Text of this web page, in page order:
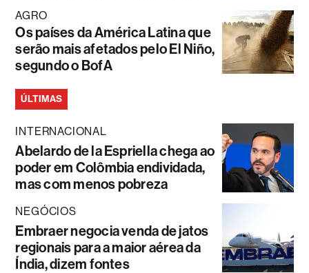
AGRO
Os países da América Latina que
serão mais afetados pelo El Niño,
segundo o BofA
ÚLTIMAS
INTERNACIONAL
Abelardo de la Espriella chega ao
poder em Colômbia endividada,
mas com menos pobreza
NEGÓCIOS
Embraer negocia venda de jatos
regionais para a maior aérea da
Índia, dizem fontes